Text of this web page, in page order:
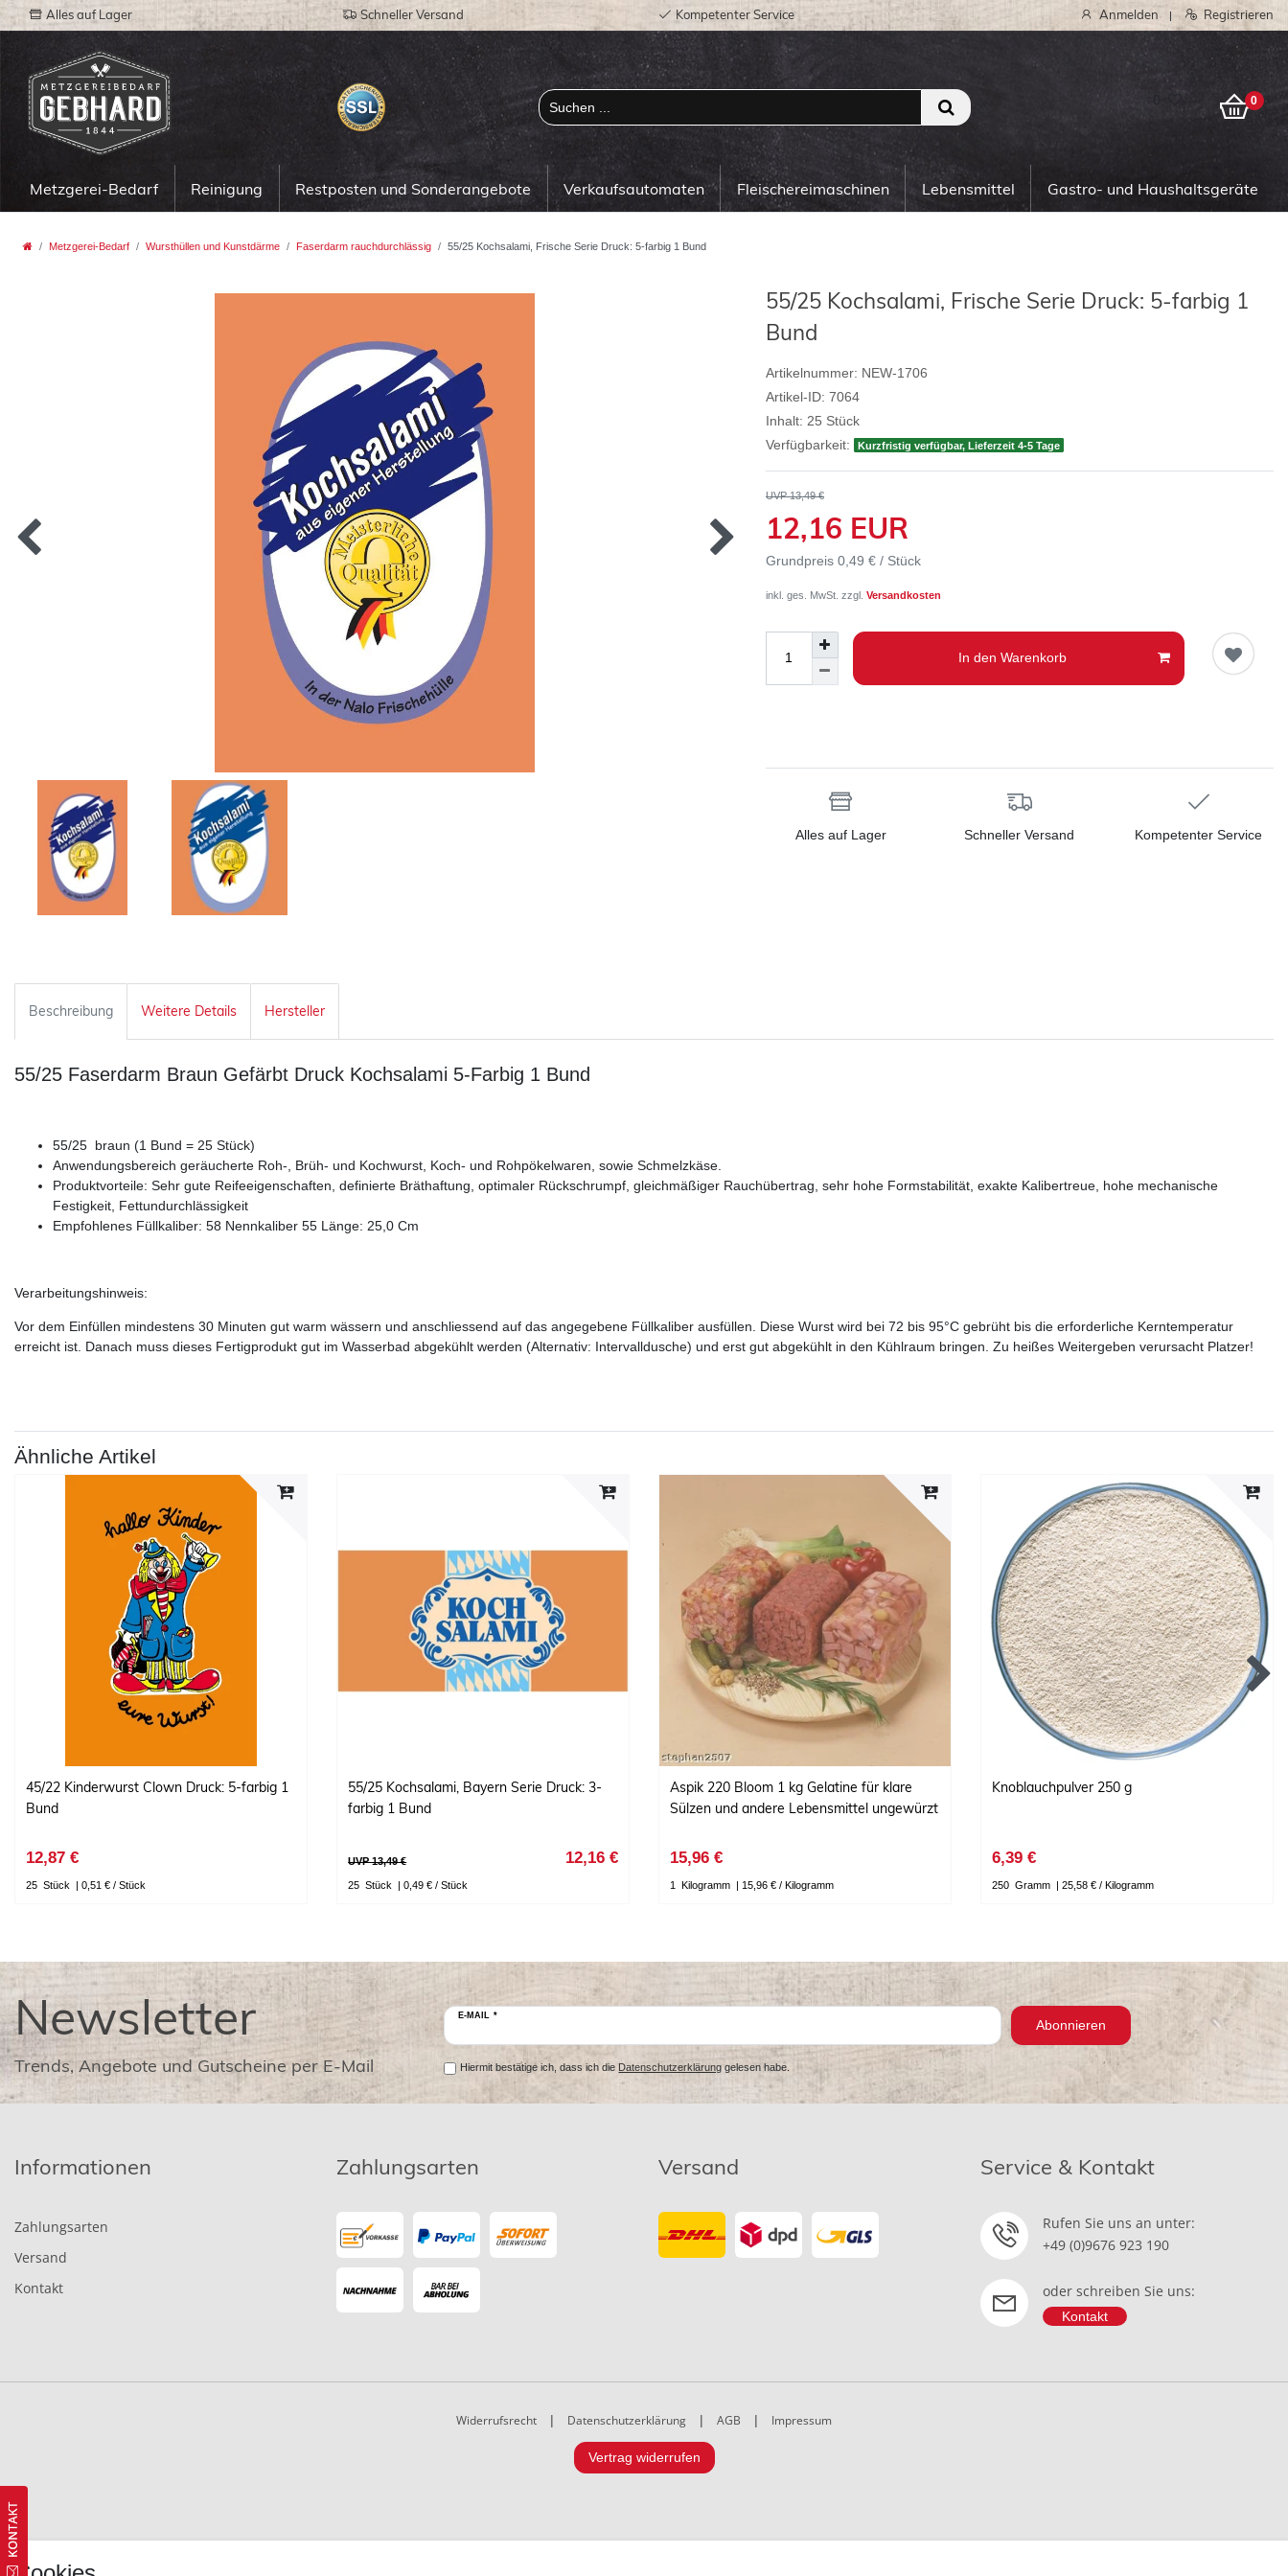
Alles auf Lager Schneller Versand Kompetenter Service Anmelden | Registrieren
0
0
Metzgerei-Bedarf Reinigung Restposten und Sonderangebote Verkaufsautomaten Fleischereimaschinen Lebensmittel Gastro- und Haushaltsgeräte
Metzgerei-Bedarf Wursthüllen und Kunstdärme Faserdarm rauchdurchlässig 55/25 Kochsalami, Frische Serie Druck: 5-farbig 1 Bund
55/25 Kochsalami, Frische Serie Druck: 5-farbig 1
Bund
Artikelnummer: NEW-1706
Artikel-ID: 7064
Inhalt: 25 Stück
Verfügbarkeit:
Kurzfristig verfügbar, Lieferzeit 4-5 Tage
UVP 13,49 €
12,16 EUR
Grundpreis 0,49 € / Stück
inkl. ges. MwSt. zzgl. Versandkosten
In den Warenkorb
Alles auf Lager Schneller Versand Kompetenter Service
Beschreibung Weitere Details Hersteller
55/25 Faserdarm Braun Gefärbt Druck Kochsalami 5-Farbig 1 Bund
55/25 braun (1 Bund = 25 Stück)
Anwendungsbereich geräucherte Roh-, Brüh- und Kochwurst, Koch- und Rohpökelwaren, sowie Schmelzkäse.
Produktvorteile: Sehr gute Reifeeigenschaften, definierte Bräthaftung, optimaler Rückschrumpf, gleichmäßiger Rauchübertrag, sehr hohe Formstabilität, exakte Kalibertreue, hohe mechanische
Festigkeit, Fettundurchlässigkeit
Empfohlenes Füllkaliber: 58 Nennkaliber 55 Länge: 25,0 Cm
Verarbeitungshinweis:
Vor dem Einfüllen mindestens 30 Minuten gut warm wässern und anschliessend auf das angegebene Füllkaliber ausfüllen. Diese Wurst wird bei 72 bis 95°C gebrüht bis die erforderliche Kerntemperatur
erreicht ist. Danach muss dieses Fertigprodukt gut im Wasserbad abgekühlt werden (Alternativ: Intervalldusche) und erst gut abgekühlt in den Kühlraum bringen. Zu heißes Weitergeben verursacht Platzer!
Ähnliche Artikel
45/22 Kinderwurst Clown Druck: 5-farbig 1
Bund
12,87 €
25 Stück | 0,51 € / Stück
55/25 Kochsalami, Bayern Serie Druck: 3-
farbig 1 Bund
UVP 13,49 € 12,16 €
25 Stück | 0,49 € / Stück
Aspik 220 Bloom 1 kg Gelatine für klare
Sülzen und andere Lebensmittel ungewürzt
15,96 €
1 Kilogramm | 15,96 € / Kilogramm
Knoblauchpulver 250 g
6,39 €
250 Gramm | 25,58 € / Kilogramm
Newsletter
Trends, Angebote und Gutscheine per E-Mail
E-MAIL *
Abonnieren
Hiermit bestätige ich, dass ich die Datenschutzerklärunggelesen habe.
Informationen
Zahlungsarten
Versand
Kontakt
Zahlungsarten Versand Service & Kontakt
Rufen Sie uns an unter:
+49 (0)9676 923 190
oder schreiben Sie uns:
Kontakt
Widerrufsrecht | Datenschutzerklärung | AGB | Impressum
Vertrag widerrufen